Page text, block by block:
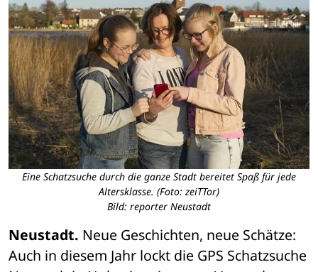
Eine Schatzsuche durch die ganze Stadt bereitet Spaß für jede
Altersklasse. (Foto: zeiTTor)
Bild: reporter Neustadt
Neustadt. Neue Geschichten, neue Schätze:
Auch in diesem Jahr lockt die GPS Schatzsuche